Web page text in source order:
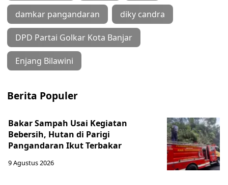
damkar pangandaran diky candra
DPD Partai Golkar Kota Banjar
Enjang Bilawini
Berita Populer
Bakar Sampah Usai Kegiatan
Bebersih, Hutan di Parigi
Pangandaran Ikut Terbakar
9 Agustus 2026